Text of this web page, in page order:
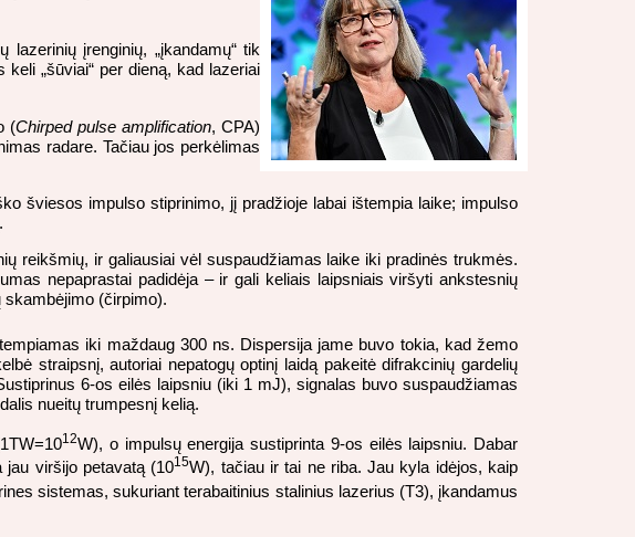
įrenginių, „įkandamų“ tik
„šūviai“ per dieną, kad lazeriai
(Chirped pulse amplification, CPA)
radare. Tačiau jos perkėlimas
šviesos impulso stiprinimo, jį pradžioje labai ištempia laike; impulso
reikšmių, ir galiausiai vėl suspaudžiamas laike iki pradinės trukmės.
nepaprastai padidėja – ir gali keliais laipsniais viršyti ankstesnių
skambėjimo (čirpimo).
iki maždaug 300 ns. Dispersija jame buvo tokia, kad žemo
straipsnį, autoriai nepatogų optinį laidą pakeitė difrakcinių gardelių
6-os eilės laipsniu (iki 1 mJ), signalas buvo suspaudžiamas
nueitų trumpesnį kelią.
12W), o impulsų energija sustiprinta 9-os eilės laipsniu. Dabar
jau viršijo petavatą (1015W), tačiau ir tai ne riba. Jau kyla idėjos, kaip
sistemas, sukuriant terabaitinius stalinius lazerius (T3), įkandamus